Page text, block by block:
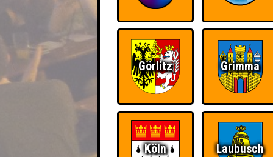
Görlitz Grimma
Köln Laubusch